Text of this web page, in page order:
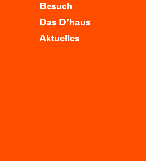
Besuch
Das D’haus
Aktuelles